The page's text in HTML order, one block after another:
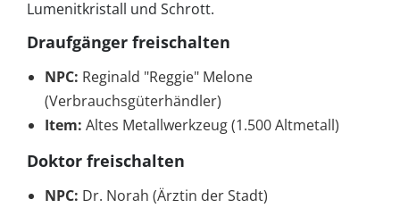
Lumenitkristall und Schrott.
Draufgänger freischalten
NPC: Reginald "Reggie" Melone
(Verbrauchsgüterhändler)
Item: Altes Metallwerkzeug (1.500 Altmetall)
Doktor freischalten
NPC: Dr. Norah (Ärztin der Stadt)